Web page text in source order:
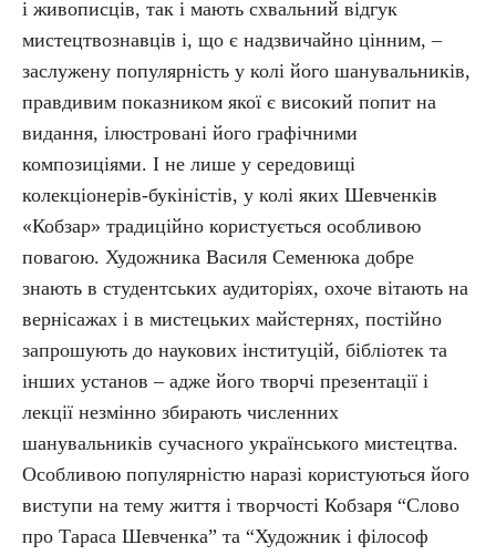
і живописців, так і мають схвальний відгук
мистецтвознавців і, що є надзвичайно цінним, –
заслужену популярність у колі його шанувальників,
правдивим показником якої є високий попит на
видання, ілюстровані його графічними
композиціями. І не лише у середовищі
колекціонерів-букіністів, у колі яких Шевченків
«Кобзар» традиційно користується особливою
повагою. Художника Василя Семенюка добре
знають в студентських аудиторіях, охоче вітають на
вернісажах і в мистецьких майстернях, постійно
запрошують до наукових інституцій, бібліотек та
інших установ – адже його творчі презентації і
лекції незмінно збирають численних
шанувальників сучасного українського мистецтва.
Особливою популярністю наразі користуються його
виступи на тему життя і творчості Кобзаря “Слово
про Тараса Шевченка” та “Художник і філософ